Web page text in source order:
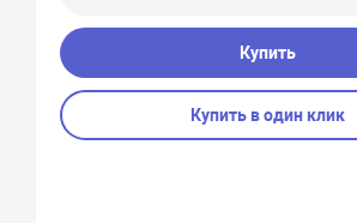
Купить
Купить в один клик